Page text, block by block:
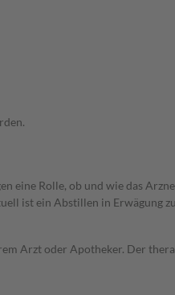
eine Rolle, ob und wie das
ist ein Abstillen in Erwägung
Arzt oder Apotheker. Der